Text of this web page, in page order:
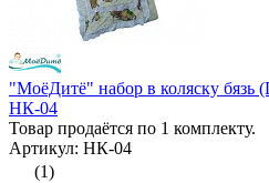
"МоёДитё" набор в коляску
НК-04
Товар продаётся по 1 комплекту.
Артикул: НК-04
(1)